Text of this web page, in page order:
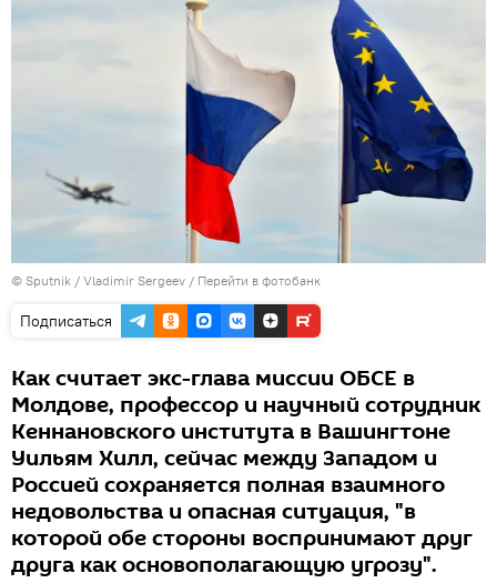
© Sputnik / Vladimir Sergeev / Перейти в фотобанк
Подписаться
Как считает экс-глава миссии ОБСЕ в
Молдове, профессор и научный сотрудник
Кеннановского института в Вашингтоне
Уильям Хилл, сейчас между Западом и
Россией сохраняется полная взаимного
недовольства и опасная ситуация, "в
которой обе стороны воспринимают друг
друга как основополагающую угрозу".